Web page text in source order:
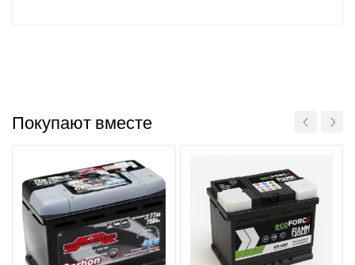
Покупают вместе